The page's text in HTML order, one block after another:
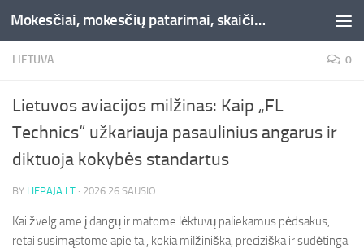
Skip to content Mokesčiai, mokesčių patarimai, skaičiuoklės, straipsniai -Liepaja.lt
LIETUVA 0
Lietuvos aviacijos milžinas: Kaip „FL
Technics“ užkariauja pasaulinius angarus ir
diktuoja kokybės standartus
BY LIEPAJA.LT · 2026 26 SAUSIO
Kai žvelgiame į dangų ir matome lėktuvų paliekamus pėdsakus,
retai susimąstome apie tai, kokia milžiniška, preciziška ir sudėtinga